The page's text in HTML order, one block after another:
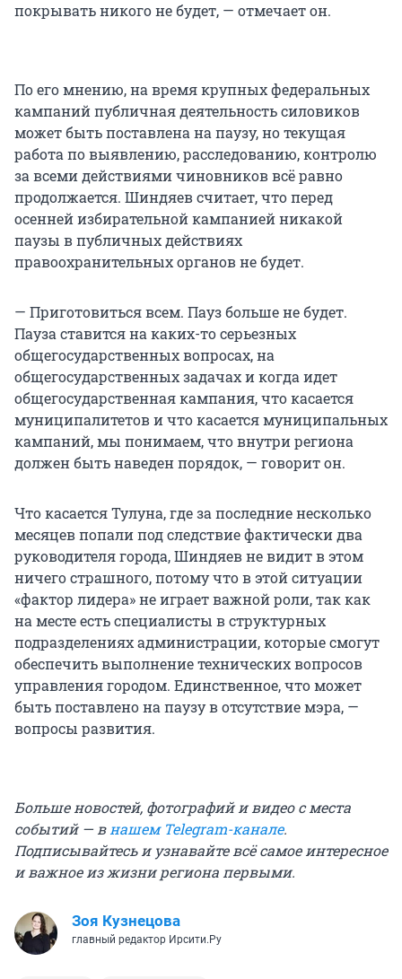
покрывать никого не будет, — отмечает он.
По его мнению, на время крупных федеральных
кампаний публичная деятельность силовиков
может быть поставлена на паузу, но текущая
работа по выявлению, расследованию, контролю
за всеми действиями чиновников всё равно
продолжается. Шиндяев считает, что перед
осенней избирательной кампанией никакой
паузы в публичных действиях
правоохранительных органов не будет.
— Приготовиться всем. Пауз больше не будет.
Пауза ставится на каких-то серьезных
общегосударственных вопросах, на
общегосударственных задачах и когда идет
общегосударственная кампания, что касается
муниципалитетов и что касается муниципальных
кампаний, мы понимаем, что внутри региона
должен быть наведен порядок, — говорит он.
Что касается Тулуна, где за последние несколько
месяцев попали под следствие фактически два
руководителя города, Шиндяев не видит в этом
ничего страшного, потому что в этой ситуации
«фактор лидера» не играет важной роли, так как
на месте есть специалисты в структурных
подразделениях администрации, которые смогут
обеспечить выполнение технических вопросов
управления городом. Единственное, что может
быть поставлено на паузу в отсутствие мэра, —
вопросы развития.
Больше новостей, фотографий и видео с места
событий — внашем Telegram-канале.
Подписывайтесь и узнавайте всё самое интересное
и важное из жизни региона первыми.
Зоя Кузнецова
главный редактор Ирсити.Ру